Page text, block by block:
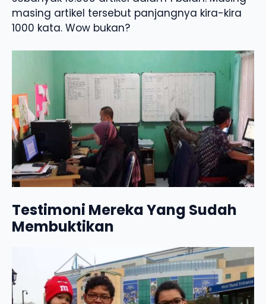
masing artikel tersebut panjangnya kira-kira
1000 kata. Wow bukan?
Testimoni Mereka Yang Sudah
Membuktikan